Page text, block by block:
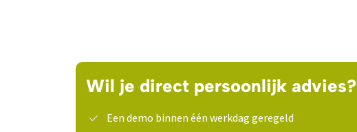
Wil je direct persoonlijk advies?
Een demo binnen één werkdag geregeld